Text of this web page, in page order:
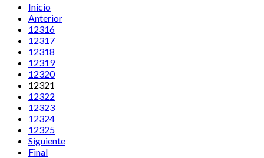
Inicio
Anterior
12316
12317
12318
12319
12320
12321
12322
12323
12324
12325
Siguiente
Final